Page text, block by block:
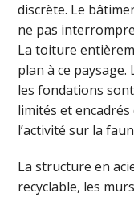
discrète. Le
ne pas
La toiture
plan à ce paysage.
les fondations
limités et encadrés
l’activité sur la
La structure en
recyclable, les